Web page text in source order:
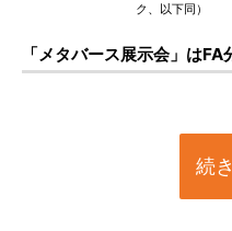
ク、以下同）
「メタバース展示会」は
続